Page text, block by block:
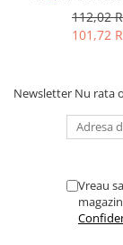
compatibile
buc
112,02
101,72
Newsletter Nu rata
Vreau